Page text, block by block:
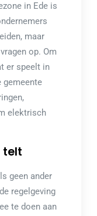
in Ede is
maar
op. Om
er speelt in
gemeente
elektrisch
telt
geen ander
regelgeving
te doen aan